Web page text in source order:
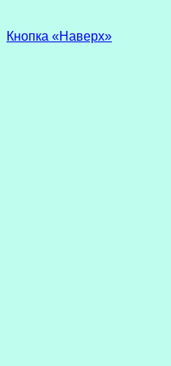
Кнопка «Наверх»